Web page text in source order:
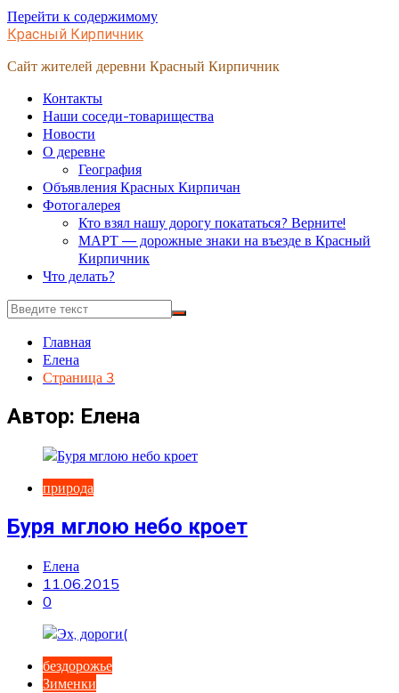
Перейти к содержимому
Красный Кирпичник
Сайт жителей деревни Красный Кирпичник
Контакты
Наши соседи-товарищества
Новости
О деревне
География
Объявления Красных Кирпичан
Фотогалерея
Кто взял нашу дорогу покататься? Верните!
МАРТ — дорожные знаки на въезде в Красный
Кирпичник
Что делать?
Главная
Елена
Страница 3
Автор: Елена
природа
Буря мглою небо кроет
Елена
11.06.2015
0
бездорожье
Зименки